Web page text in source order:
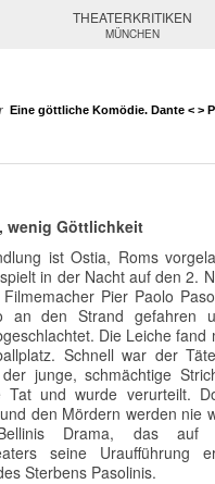
THEATERKRITIKEN
MÜNCHEN
Eine göttliche Komödie. Dante < >
wenig Göttlichkeit
ist Ostia, Roms
in der Nacht auf den 2.
Pier Paolo
an den Strand gefahren
Die Leiche fand
Schnell war der
junge, schmächtige
Tat und wurde verurteilt.
den Mördern werden nie
Drama, das
seine Uraufführung
Sterbens Pasolinis.